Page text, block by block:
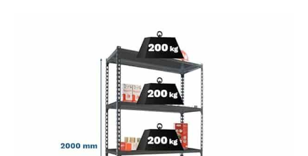
pour un ajustement
correct des étagères.
Quatre pieds en plastique
sont inclus pour éviter de
marquer ou d'abîmer le
sol. Vous pouvez monter
chaque étagère à la
hauteur souhaitée et les
monter des deux côtés